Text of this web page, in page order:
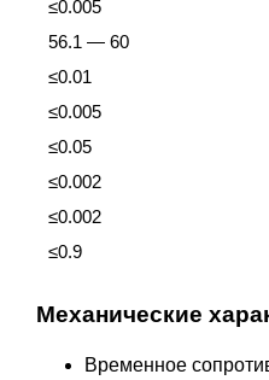
≤0.005
56.1 — 60
≤0.01
≤0.005
≤0.05
≤0.002
≤0.002
≤0.9
Механические
Временное